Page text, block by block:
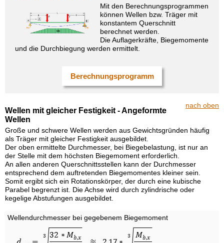
Mit den Berechnungsprogrammen
können Wellen bzw. Träger mit
konstantem Querschnitt
berechnet werden.
Die Auflagerkräfte, Biegemomente
und die Durchbiegung werden ermittelt.
Berechnungsprogramm
nach oben
Wellen mit gleicher Festigkeit - Angeformte
Wellen
Große und schwere Wellen werden aus Gewichtsgründen häufig
als Träger mit gleicher Festigkeit ausgebildet.
Der oben ermittelte Durchmesser, bei Biegebelastung, ist nur an
der Stelle mit dem höchsten Biegemoment erforderlich.
An allen anderen Querschnittsstellen kann der Durchmesser
entsprechend dem auftretenden Biegemomentes kleiner sein.
Somit ergibt sich ein Rotationskörper, der durch eine kubische
Parabel begrenzt ist. Die Achse wird durch zylindrische oder
kegelige Abstufungen ausgebildet.
Wellendurchmesser bei gegebenem Biegemoment